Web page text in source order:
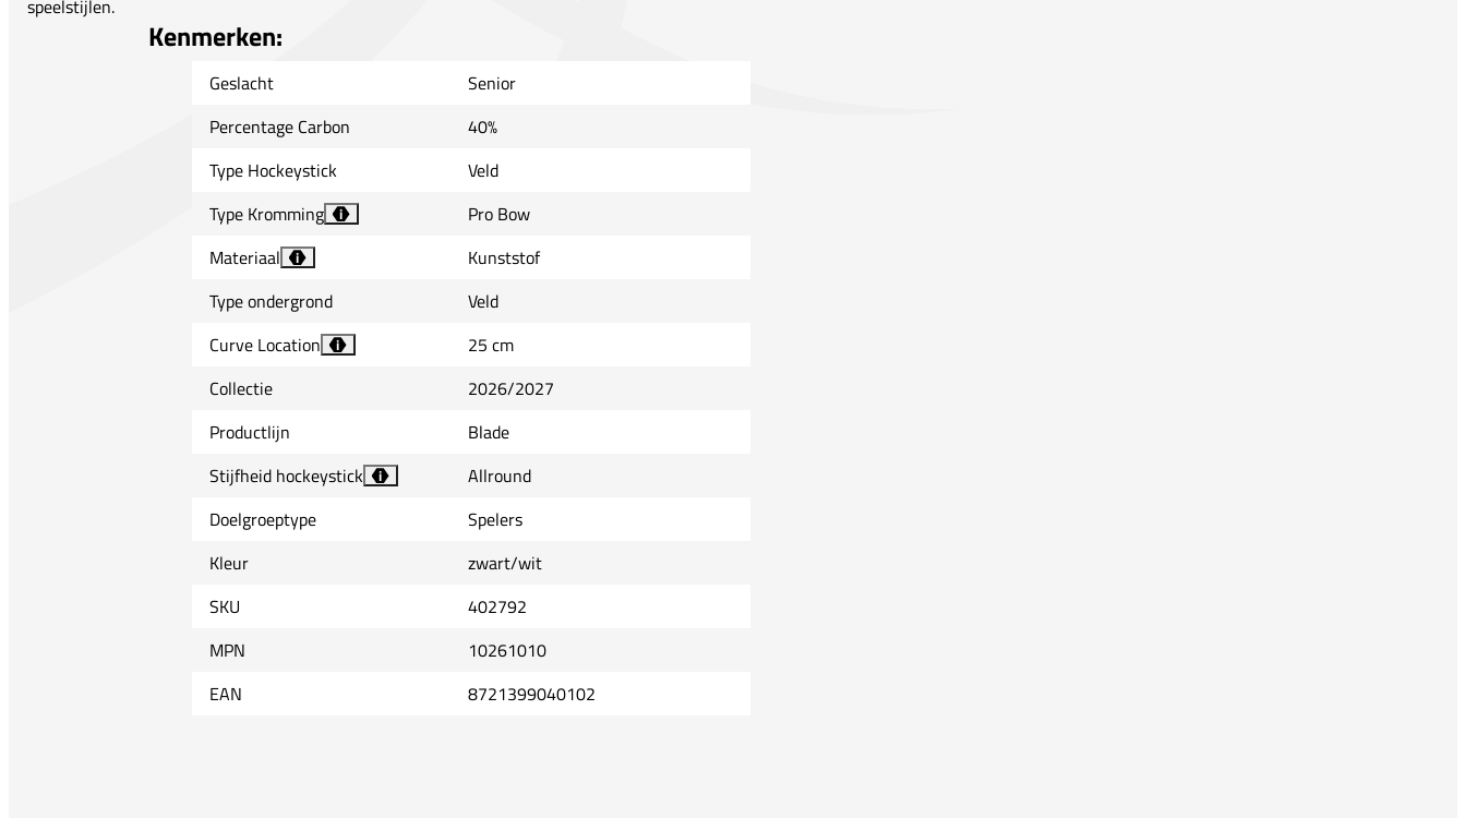
speelstijlen.
Kenmerken:
Geslacht
Senior
Percentage Carbon
40%
Type Hockeystick
Veld
Type Kromming
i
Pro Bow
Materiaal
i
Kunststof
Type ondergrond
Veld
Curve Location
i
25 cm
Collectie
2026/2027
Productlijn
Blade
Stijfheid hockeystick
i
Allround
Doelgroeptype
Spelers
Kleur
zwart/wit
SKU
402792
MPN
10261010
EAN
8721399040102